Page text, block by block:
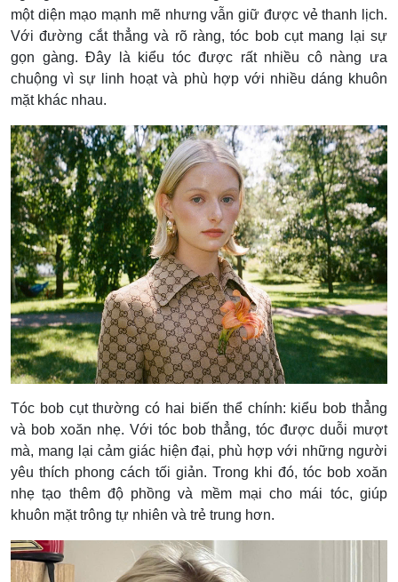
một diện mạo mạnh mẽ nhưng vẫn giữ được vẻ thanh lịch.
Với đường cắt thẳng và rõ ràng, tóc bob cụt mang lại sự
gọn gàng. Đây là kiểu tóc được rất nhiều cô nàng ưa
chuộng vì sự linh hoạt và phù hợp với nhiều dáng khuôn
mặt khác nhau.
Tóc bob cụt thường có hai biến thể chính: kiểu bob thẳng
và bob xoăn nhẹ. Với tóc bob thẳng, tóc được duỗi mượt
mà, mang lại cảm giác hiện đại, phù hợp với những người
yêu thích phong cách tối giản. Trong khi đó, tóc bob xoăn
nhẹ tạo thêm độ phồng và mềm mại cho mái tóc, giúp
khuôn mặt trông tự nhiên và trẻ trung hơn.